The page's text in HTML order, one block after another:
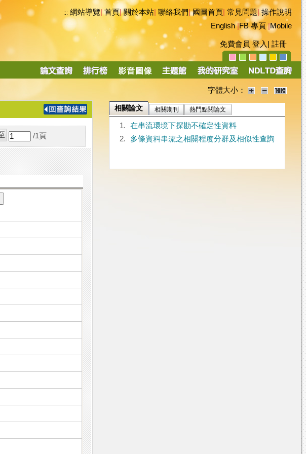
::: 網站導覽|首頁|關於本站 聯絡我們|國圖首頁 常見問題|操作說明
English|FB 專頁|Mobile
免費會員 登入 註冊
導
字體大小：
/1 頁
相關論文 相關期刊 熱門點閱論文
1.
在串流環境下探勘不確定性資料
2.
多條資料串流之相關程度分群及相似性查詢